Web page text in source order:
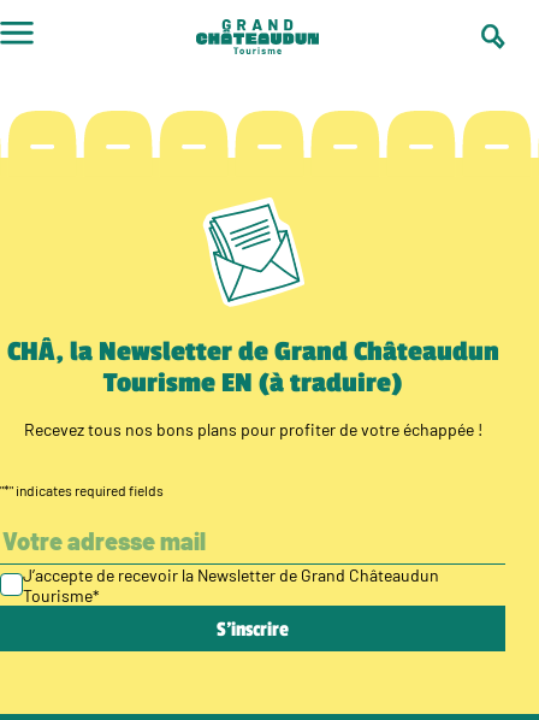
to
CHÂ, la Newsletter de Grand Châteaudun
Tourisme EN (à traduire)
Recevez tous nos bons plans pour profiter de votre échappée !
"*" indicates required fields
J’accepte de recevoir la Newsletter de Grand Châteaudun
Tourisme*